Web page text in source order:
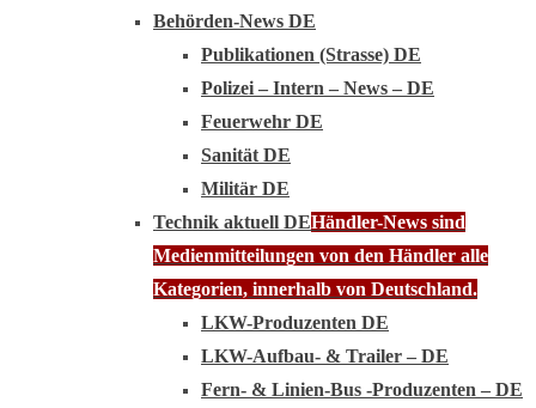
Behörden-News DE
Publikationen (Strasse) DE
Polizei – Intern – News – DE
Feuerwehr DE
Sanität DE
Militär DE
Technik aktuell DEHändler-News sind
Medienmitteilungen von den Händler alle
Kategorien, innerhalb von Deutschland.
LKW-Produzenten DE
LKW-Aufbau- & Trailer – DE
Fern- & Linien-Bus -Produzenten – DE